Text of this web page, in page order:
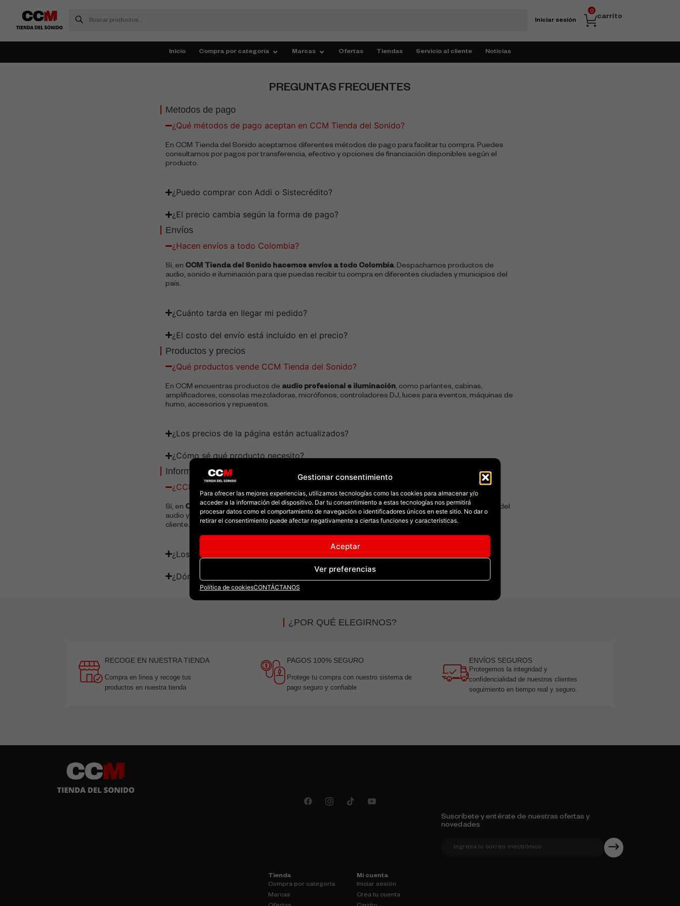
Gestionar consentimiento
Para ofrecer las mejores experiencias, utilizamos tecnologías como las cookies para almacenar y/o
acceder a la información del dispositivo. Dar tu consentimiento a estas tecnologías nos permitirá
procesar datos como el comportamiento de navegación o identificadores únicos en este sitio. No dar o
retirar el consentimiento puede afectar negativamente a ciertas funciones y características.
Aceptar
Ver preferencias
Política de cookiesCONTÁCTANOS
Iniciar sesión carrito
0
Inicio Compra por categoría Marcas Ofertas Tiendas Servicio al cliente Noticias
PREGUNTAS FRECUENTES
Metodos de pago
¿Qué métodos de pago aceptan en CCM Tienda del Sonido?
En CCM Tienda del Sonido aceptamos diferentes métodos de pago para facilitar tu compra. Puedes
consultarnos por pagos por transferencia, efectivo y opciones de financiación disponibles según el
producto.
¿Puedo comprar con Addi o Sistecrédito?
¿El precio cambia según la forma de pago?
Envíos
¿Hacen envíos a todo Colombia?
Sí, en CCM Tienda del Sonido hacemos envíos a todo Colombia. Despachamos productos de
audio, sonido e iluminación para que puedas recibir tu compra en diferentes ciudades y municipios del
país.
¿Cuánto tarda en llegar mi pedido?
¿El costo del envío está incluido en el precio?
Productos y precios
¿Qué productos vende CCM Tienda del Sonido?
En CCM encuentras productos de audio profesional e iluminación, como parlantes, cabinas,
amplificadores, consolas mezcladoras, micrófonos, controladores DJ, luces para eventos, máquinas de
humo, accesorios y repuestos.
¿Los precios de la página están actualizados?
¿Cómo sé qué producto necesito?
Información General
¿CCM Tienda del Sonido vende productos originales?
Sí, en CCM trabajamos con productos originales y referencias de marcas reconocidas en el mundo del
audio y la iluminación. Nuestro objetivo es ofrecer equipos confiables y de buena calidad para cada
cliente.
¿Los productos tienen garantía?
¿Dónde está ubicada CCM Tienda del Sonido?
¿POR QUÉ ELEGIRNOS?
RECOGE EN NUESTRA TIENDA
Compra en línea y recoge tus
productos en nuestra tienda
PAGOS 100% SEGURO
Protege tu compra con nuestro sistema de
pago seguro y confiable
ENVÍOS SEGUROS
Protegemos la integridad y
confidencialidad de nuestros clientes
seguimiento en tiempo real y seguro.
Suscríbete y entérate de nuestras ofertas y
novedades
Tienda
Compra por categoría
Marcas
Mi cuenta
Iniciar sesión
Crea tu cuenta